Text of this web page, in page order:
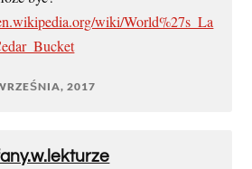
wiki/World%27s_La
2017